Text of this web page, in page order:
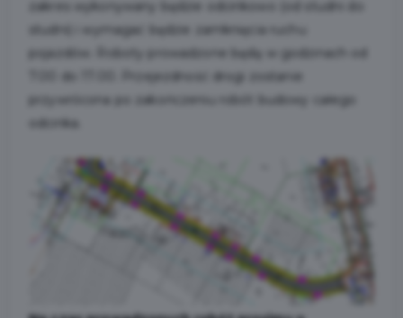
zakres wykonywany będzie odcinkowo (od studni do
studni) i wymagać będzie zamknięcia ruchu
pojazdów. Roboty prowadzone będą w godzinach od
7.00 do 17.00. Przejezdność drogi zostanie
przywrócona po zakończeniu robót budowy całego
odcinka.